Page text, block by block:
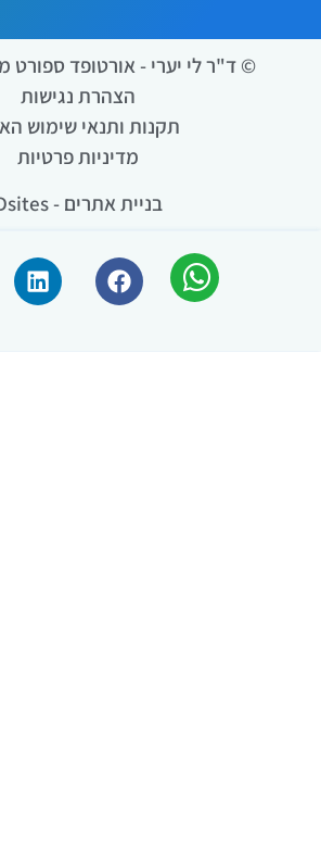
© ד"ר לי יערי - אורטופד ספורט
הצהרת נגישות
תקנות ותנאי שימוש
מדיניות פרטיות
בניית אתרים - Dsites